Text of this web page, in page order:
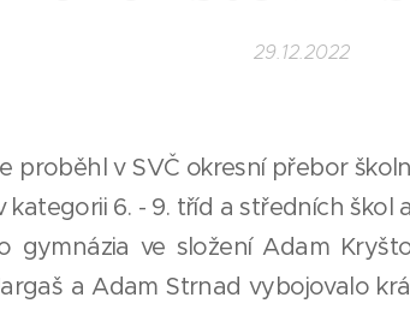
29.12.2022
proběhl v SVČ okresní přebor
kategorii 6. - 9. tříd a středních
gymnázia ve složení Adam
a Adam Strnad vybojovalo